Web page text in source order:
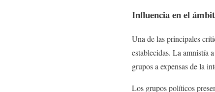
Influencia en el
Una de las principales
establecidas. La amnistía
grupos a expensas de la
Los grupos políticos